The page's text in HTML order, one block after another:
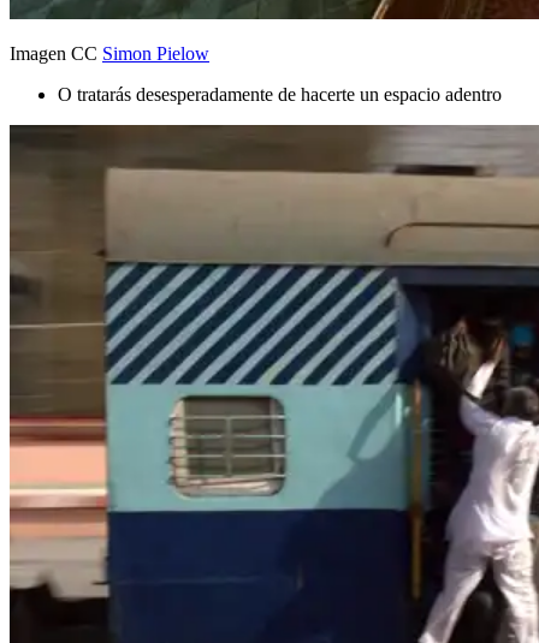
Imagen CC Simon Pielow
O tratarás desesperadamente de hacerte un espacio adentro